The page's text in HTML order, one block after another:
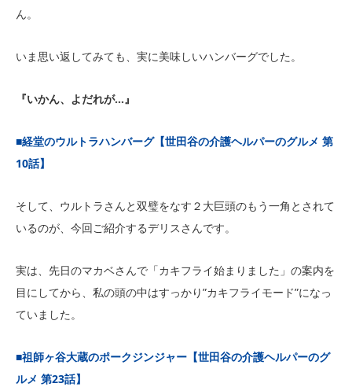
ん。
いま思い返してみても、実に美味しいハンバーグでした。
『いかん、よだれが…』
■経堂のウルトラハンバーグ【世田谷の介護ヘルパーのグルメ 第
10話】
そして、ウルトラさんと双璧をなす２大巨頭のもう一角とされて
いるのが、今回ご紹介するデリスさんです。
実は、先日のマカベさんで「カキフライ始まりました」の案内を
目にしてから、私の頭の中はすっかり”カキフライモード”になっ
ていました。
■祖師ヶ谷大蔵のポークジンジャー【世田谷の介護ヘルパーのグ
ルメ 第23話】